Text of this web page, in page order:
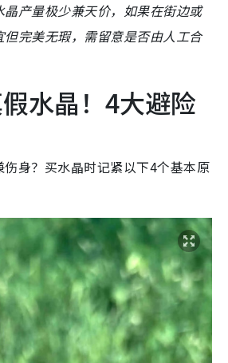
产量极少兼天价，如果在街边或
完美无瑕，需留意是否由人工合
水晶！4大避险
身？买水晶时记紧以下4个基本原